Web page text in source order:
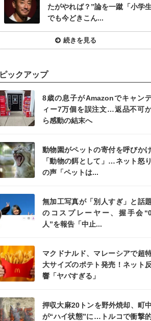
たがやれば？”論を一蹴「小学生
でも今どきこん...
続きを見る
ピックアップ
8歳の息子がAmazonでキャン
ィー7万個を誤注文…返品不可
ら感動の結末へ
動物園がペットの寄付を呼びか
「動物の餌として」…ネット怒り
の声「ペットは...
無加工写真が「別人すぎ」と話題
のコスプレーヤー、握手会
人”を報告「中止...
マクドナルド、マレーシアで超
大サイズのポテト発売！ネット反
響「ヤバすぎる」
押収大麻20トンを野外焼却、町中
が“ハイ状態”に…トルコで衝撃